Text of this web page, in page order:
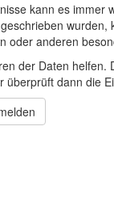
kann es
oder anderen
der Daten
überprüft dann die